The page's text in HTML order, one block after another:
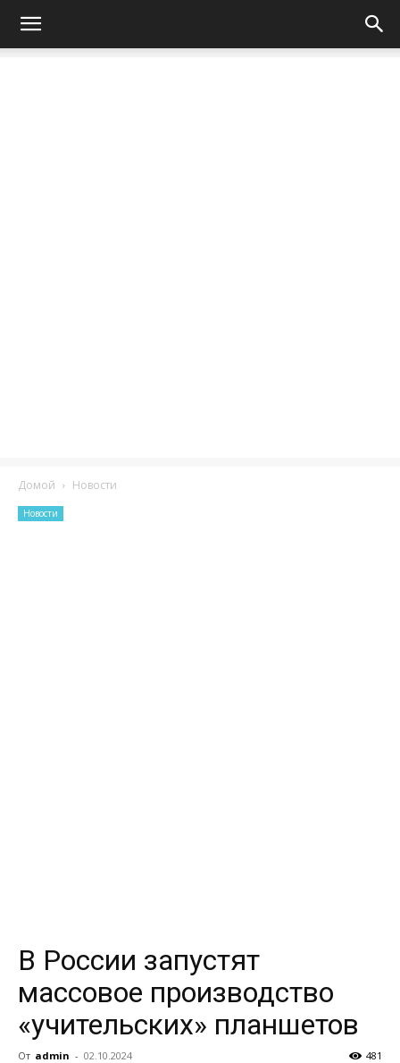
Домой Новости
Новости
В России запустят
массовое производство
«учительских» планшетов
От admin - 02.10.2024 481